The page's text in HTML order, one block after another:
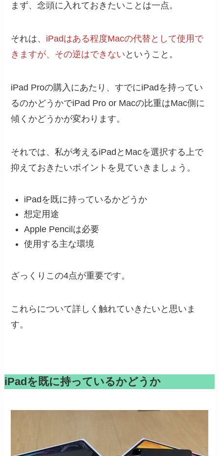
まず、念頭に入れておきたいことは一点。
それは、 iPadはある程度Macの代替として使用で
きますが、その逆はできない ということ。
iPad Proの購入にあたり、すでにiPadを持ってい
るのかどうかでiPad Pro or Macの比重はMac側に
傾くかどうかが変わります。
それでは、私が考えるiPadとMacを選択する上で
抑えておきたいポイントを見ていきましょう。
iPadを既に持っているかどうか
想定用途
Apple Pencilは必要
使用する主な環境
ざっくりこの4点が重要です。
これらについて詳しく触れていきたいと思いま
す。
iPadを既に持っているかどうか